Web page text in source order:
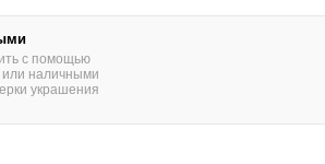
с помощью
или наличными
украшения